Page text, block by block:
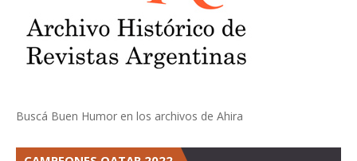
Buscá Buen Humor en los archivos de Ahira